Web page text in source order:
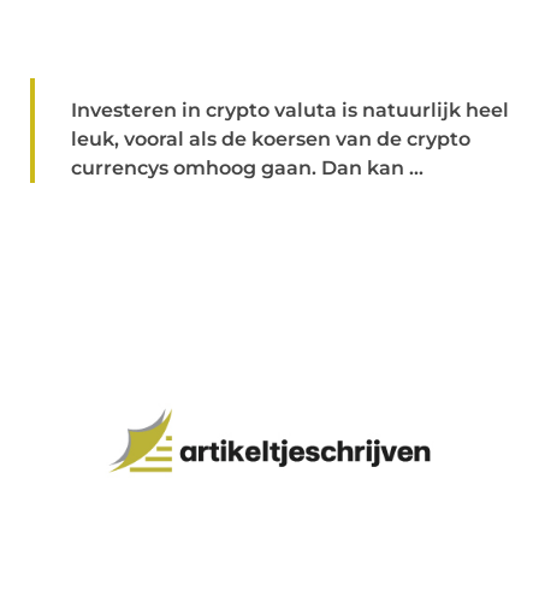
Investeren in crypto valuta is natuurlijk heel
leuk, vooral als de koersen van de crypto
currencys omhoog gaan. Dan kan ...